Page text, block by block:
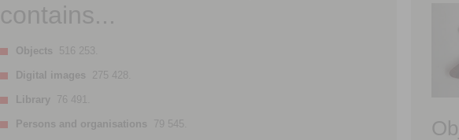
contains...
Objects 516 253.
Digital images 275 428.
Library 76 491.
Persons and organisations 79 545.